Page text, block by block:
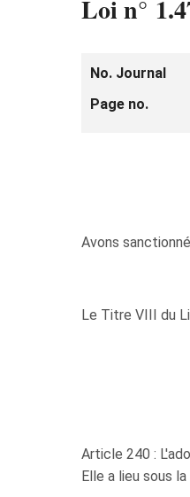
Loi n°
No. Journal
Page no.
Avons
Le Titre VIII du
Article 240 :
Elle a lieu sous